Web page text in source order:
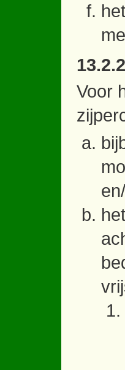
Voor